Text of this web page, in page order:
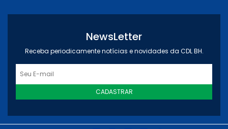
NewsLetter
Receba periodicamente notícias e novidades da CDL BH.
CADASTRAR